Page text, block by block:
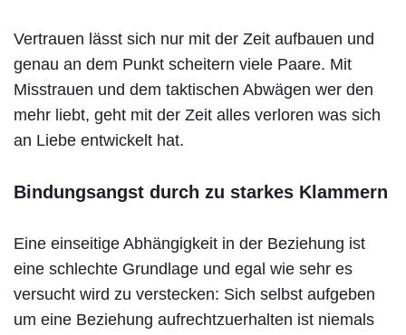
Vertrauen lässt sich nur mit der Zeit aufbauen und
genau an dem Punkt scheitern viele Paare. Mit
Misstrauen und dem taktischen Abwägen wer den
mehr liebt, geht mit der Zeit alles verloren was sich
an Liebe entwickelt hat.
Bindungsangst durch zu starkes Klammern
Eine einseitige Abhängigkeit in der Beziehung ist
eine schlechte Grundlage und egal wie sehr es
versucht wird zu verstecken: Sich selbst aufgeben
um eine Beziehung aufrechtzuerhalten ist niemals